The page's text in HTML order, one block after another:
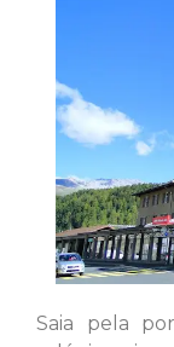
Saia pela